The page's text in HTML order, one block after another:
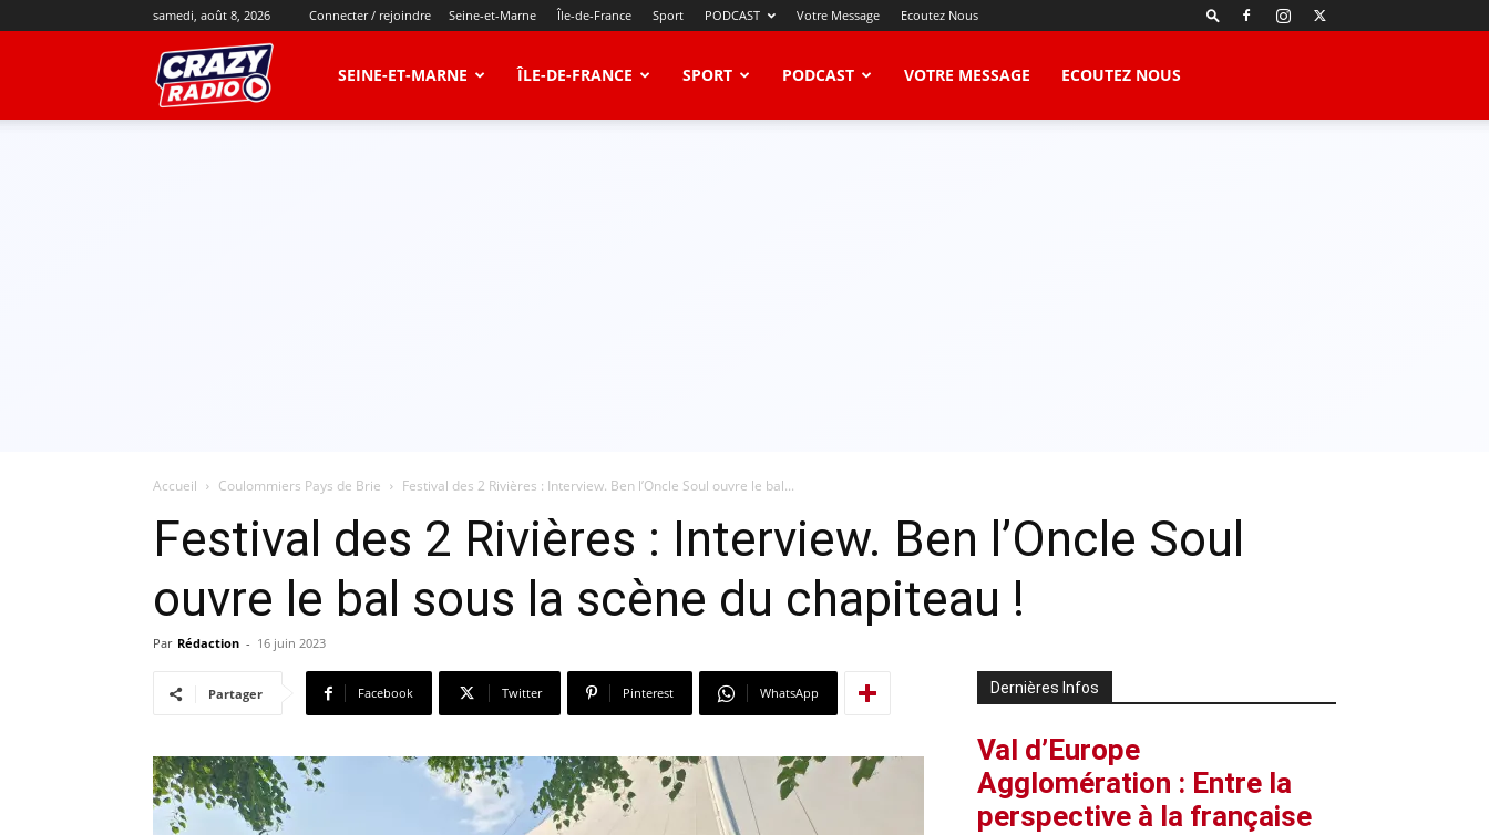
samedi, août 8, 2026 Connecter / rejoindre Seine-et-Marne Île-de-France Sport PODCAST Votre Message Ecoutez Nous
SEINE-ET-MARNE ÎLE-DE-FRANCE SPORT PODCAST VOTRE MESSAGE ECOUTEZ NOUS
Accueil Coulommiers Pays de Brie Festival des 2 Rivières : Interview. Ben l’Oncle Soul ouvre le bal...
Festival des 2 Rivières : Interview. Ben l’Oncle Soul
ouvre le bal sous la scène du chapiteau !
Par Rédaction - 16 juin 2023
Partager Facebook Twitter Pinterest WhatsApp Dernières Infos
Val d’Europe
Agglomération : Entre la
perspective à la française